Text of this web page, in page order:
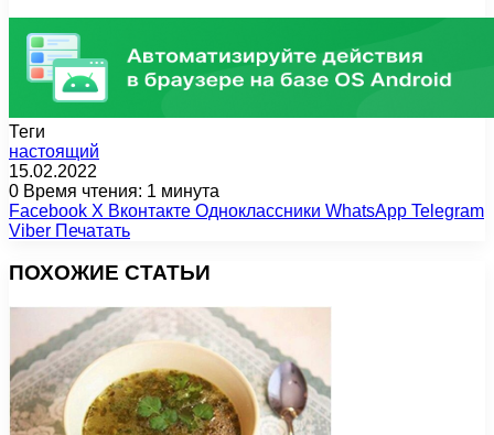
Теги
настоящий
15.02.2022
0 Время чтения: 1 минута
Facebook X Вконтакте Одноклассники WhatsApp Telegram
Viber Печатать
ПОХОЖИЕ СТАТЬИ